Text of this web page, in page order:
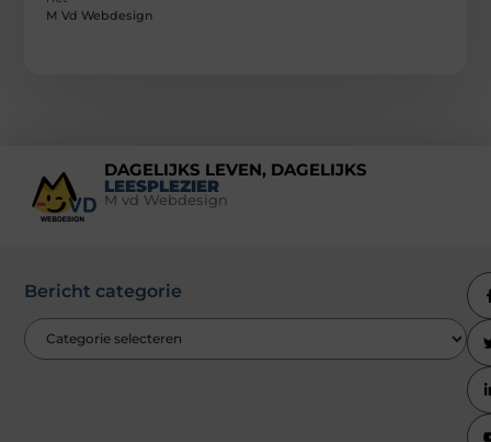
M Vd Webdesign
DAGELIJKS LEVEN, DAGELIJKS
LEESPLEZIER
M vd Webdesign
Bericht categorie